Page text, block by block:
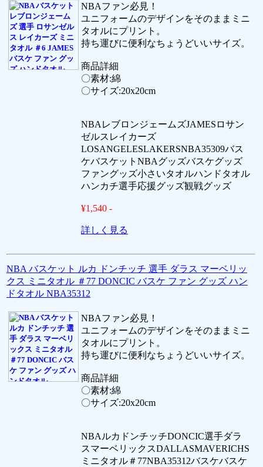
NBAファン必見！
ユニフォームのデザインをそのままミニ
タオルにプリント。
持ち運びに便利なちょうどいいサイズ。
商品詳細
〇素材:綿
〇サイズ:20x20cm
NBAレブロンジェームズJAMESロサン
ゼルスレイカーズ
LOSANGELESLAKERSNBA35309バス
ケバスケットNBAグッズバスケグッズ
ファングッズ小さいタオルハンドタオル
ハンカチ選手応援グッズ観戦グッズ
¥1,540 -
詳しく見る
NBA バスケット ルカ ドンチッチ 選手 ダラス マーベリッ
クス ミニタオル ＃77 DONCIC バスケ ファン グッズ ハン
ドタオル NBA35312
NBAファン必見！
ユニフォームのデザインをそのままミニ
タオルにプリント。
持ち運びに便利なちょうどいいサイズ。
商品詳細
〇素材:綿
〇サイズ:20x20cm
NBAルカドンチッチDONCIC選手ダラ
スマーベリックスDALLASMAVERICHS
ミニタオル＃77NBA35312バスケバスケ